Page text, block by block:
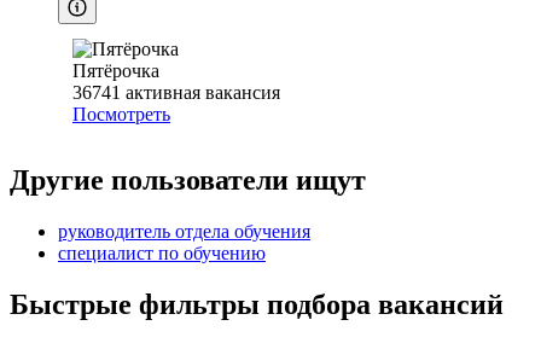
Пятёрочка
36741 активная вакансия
Посмотреть
Другие пользователи ищут
руководитель отдела обучения
специалист по обучению
Быстрые фильтры подбора вакансий